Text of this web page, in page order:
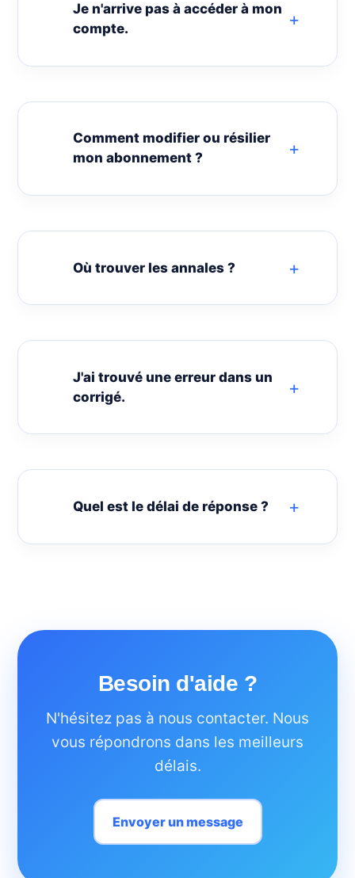
Je n'arrive pas à accéder à mon
compte.
Comment modifier ou résilier
mon abonnement ?
Où trouver les annales ?
J'ai trouvé une erreur dans un
corrigé.
Quel est le délai de réponse ?
Besoin d'aide ?
N'hésitez pas à nous contacter. Nous
vous répondrons dans les meilleurs
délais.
Envoyer un message